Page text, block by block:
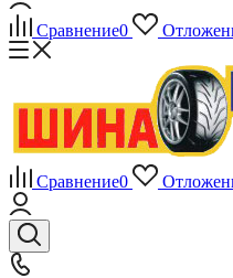
Сравнение0
Сравнение0